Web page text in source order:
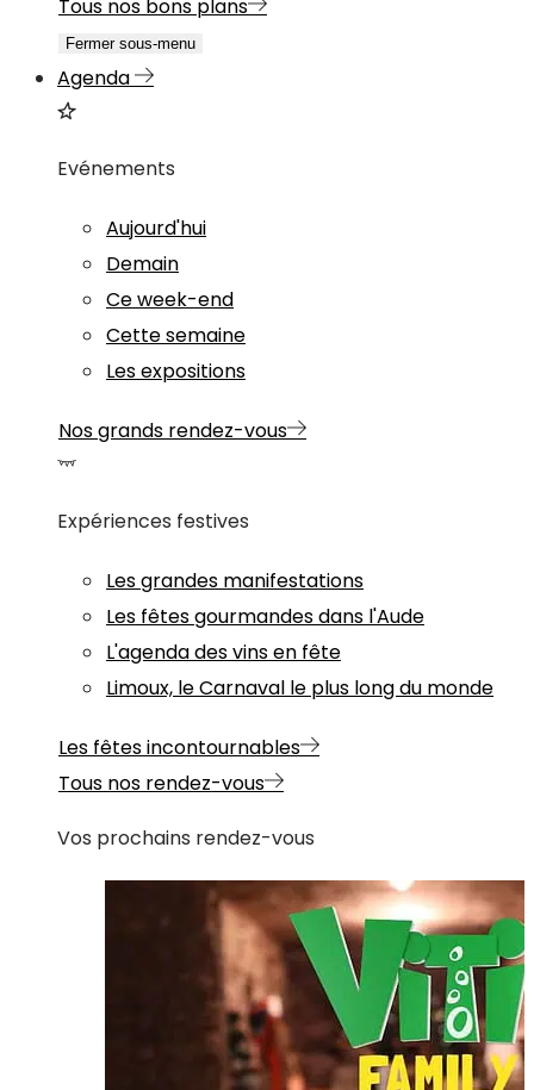
Tous nos bons plans
Fermer sous-menu
Agenda
Evénements
Aujourd'hui
Demain
Ce week-end
Cette semaine
Les expositions
Nos grands rendez-vous
Expériences festives
Les grandes manifestations
Les fêtes gourmandes dans l'Aude
L'agenda des vins en fête
Limoux, le Carnaval le plus long du monde
Les fêtes incontournables
Tous nos rendez-vous
Vos prochains rendez-vous